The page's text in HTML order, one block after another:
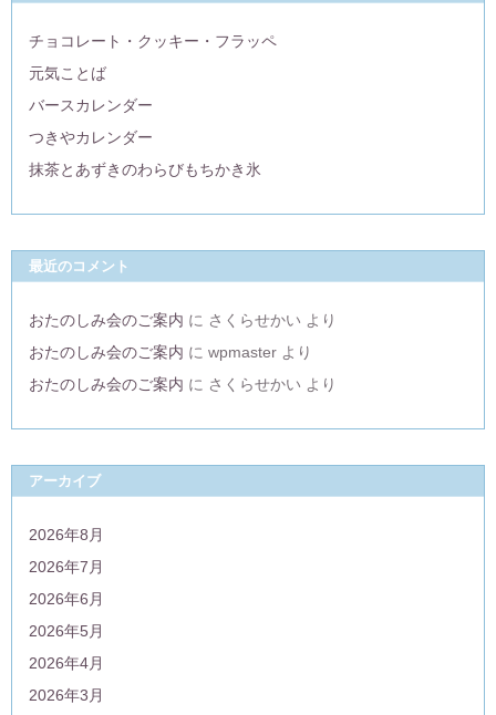
チョコレート・クッキー・フラッペ
元気ことば
バースカレンダー
つきやカレンダー
抹茶とあずきのわらびもちかき氷
最近のコメント
おたのしみ会のご案内 に さくらせかい より
おたのしみ会のご案内 に wpmaster より
おたのしみ会のご案内 に さくらせかい より
アーカイブ
2026年8月
2026年7月
2026年6月
2026年5月
2026年4月
2026年3月